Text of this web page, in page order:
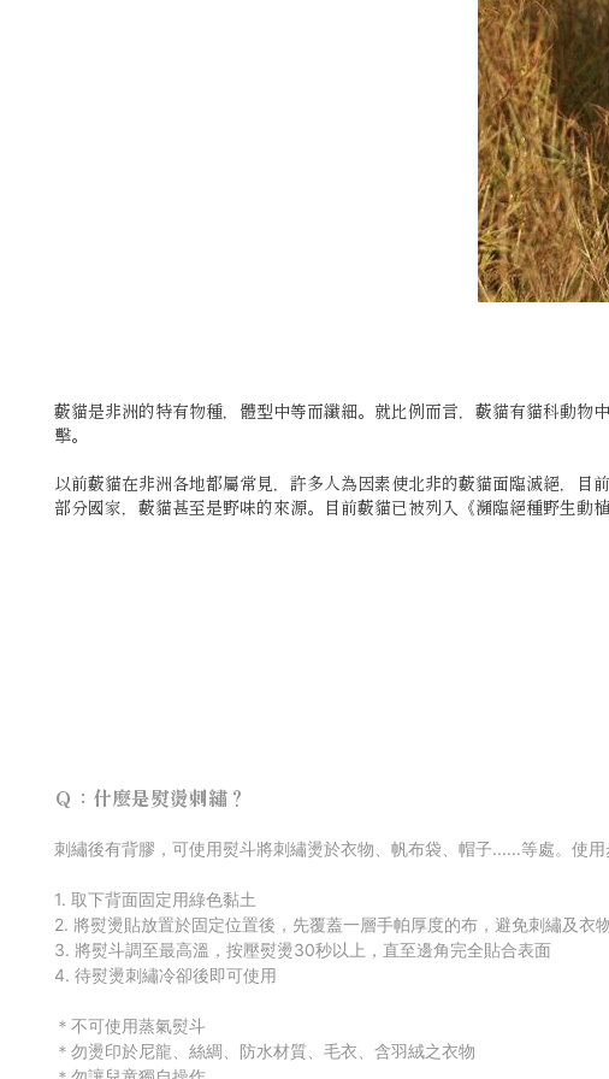
藪貓是非洲的特有物種，體型中等而纖細。就比例而言，藪貓有貓科動
擊。
以前藪貓在非洲各地都屬常見，許多人為因素使北非的藪貓面臨滅絕，
部分國家，藪貓甚至是野味的來源。目前藪貓已被列入《瀕臨絕種野生動
Ｑ：什麼是熨燙刺繡？
刺繡後有背膠，可使用熨斗將刺繡燙於衣物、帆布袋、帽子......等處。使用
1. 取下背面固定用綠色黏土
2. 將熨燙貼放置於固定位置後，先覆蓋一層手帕厚度的布，避免刺繡及衣
3. 將熨斗調至最高溫，按壓熨燙30秒以上，直至邊角完全貼合表面
4. 待熨燙刺繡冷卻後即可使用
＊不可使用蒸氣熨斗
＊勿燙印於尼龍、絲綢、防水材質 、毛衣
含羽絨之衣物